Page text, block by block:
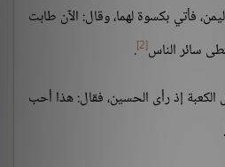
فأتي بكسوة لهما، وقال: الآن طابت
سائر الناس[2]
.
إذ رأى الحسين، فقال: هذا أحب
.